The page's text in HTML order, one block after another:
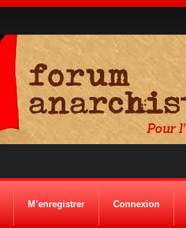
M’enregistrer Connexion